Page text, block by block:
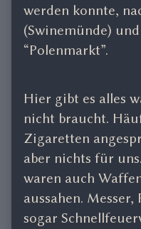
werden konnte,
(Swinemünde)
“Polenmarkt”.
Hier gibt es alles
nicht braucht.
Zigaretten
aber nichts für
waren auch
aussahen.
sogar